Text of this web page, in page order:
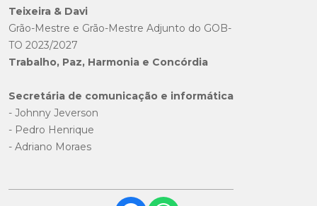
Teixeira & Davi
Grão-Mestre e Grão-Mestre Adjunto do GOB-
TO 2023/2027
Trabalho, Paz, Harmonia e Concórdia
Secretária de comunicação e informática
- Johnny Jeverson
- Pedro Henrique
- Adriano Moraes